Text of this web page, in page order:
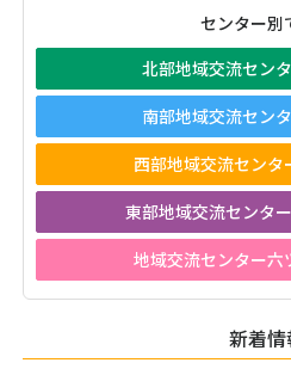
センター別
北部地域交流セン
南部地域交流セン
西部地域交流センタ
東部地域交流センタ
地域交流センター六
新着